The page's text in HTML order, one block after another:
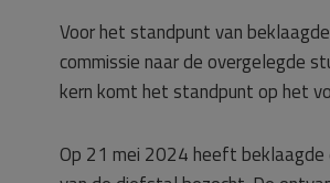
Voor het standpunt van
commissie naar de overgelegde
kern komt het standpunt op het
Op 21 mei 2024 heeft beklaagde